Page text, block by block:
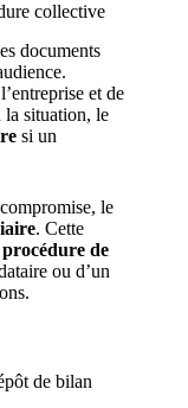
collective
documents
et de
la situation, le
si un
le
. Cette
procédure de
ou d’un
de bilan